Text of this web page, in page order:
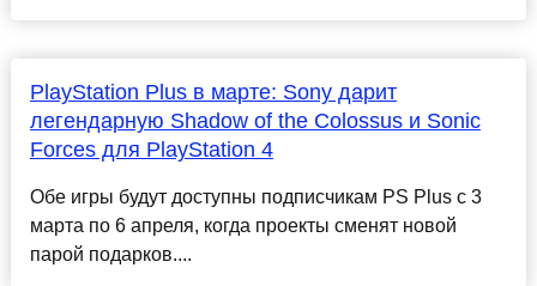
PlayStation Plus в марте: Sony дарит
легендарную Shadow of the Colossus и Sonic
Forces для PlayStation 4
Обе игры будут доступны подписчикам PS Plus с 3
марта по 6 апреля, когда проекты сменят новой
парой подарков....